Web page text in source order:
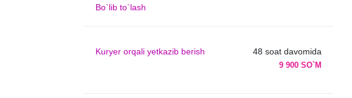
Bo`lib to`lash
Kuryer orqali yetkazib berish 48 soat davomida
9 900 SO`M